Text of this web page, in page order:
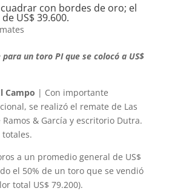
con bordes de oro; el
US$ 39.600.
un toro PI que se colocó a US$
Campo | Con importante
se realizó el remate de Las
& García y escritorio Dutra.
totales.
a un promedio general de US$
el 50% de un toro que se vendió
total US$ 79.200).